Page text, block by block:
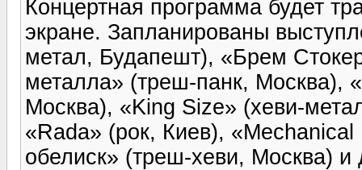
Концертная программа будет
экране. Запланированы
метал, Будапешт), «Брем
металла» (треш-панк, Москва),
Москва), «King Size» (хеви-
«Rada» (рок, Киев),
обелиск» (треш-хеви, Москва) и